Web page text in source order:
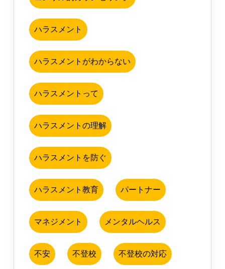
ハラスメント
ハラスメントがわからない
ハラスメントって
ハラスメントの理解
ハラスメントを防ぐ
ハラスメント教育 パートナー
マネジメント メンタルヘルス
不安 不登校 不登校の対応